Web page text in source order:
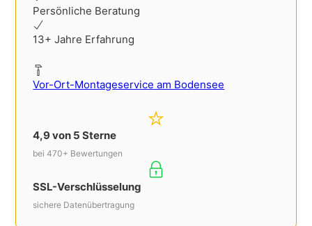
Persönliche Beratung
13+ Jahre Erfahrung
Vor-Ort-Montageservice am Bodensee
4,9 von 5 Sterne
bei 470+ Bewertungen
SSL-Verschlüsselung
sichere Datenübertragung